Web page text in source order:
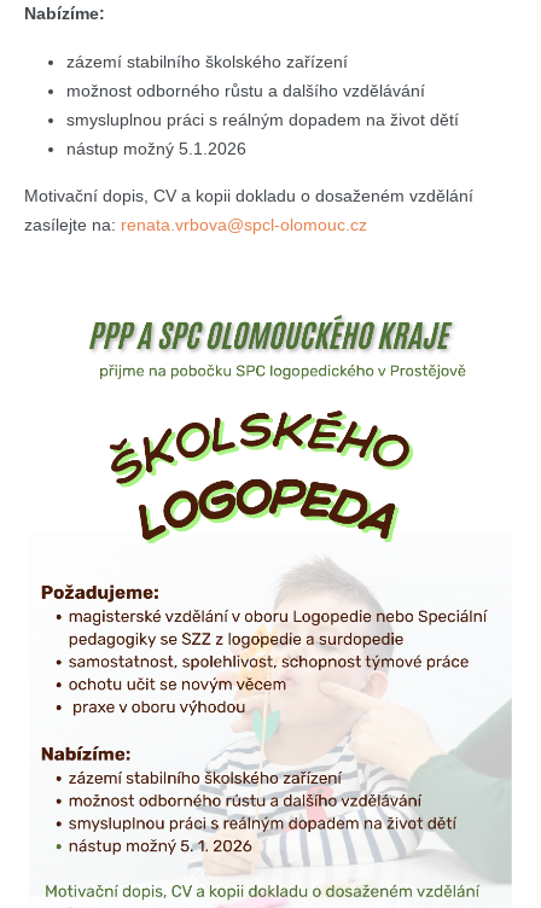
Nabízíme:
zázemí stabilního školského zařízení
možnost odborného růstu a dalšího vzdělávání
smysluplnou práci s reálným dopadem na život dětí
nástup možný 5.1.2026
Motivační dopis, CV a kopii dokladu o dosaženém vzdělání
zasílejte na: renata.vrbova@spcl-olomouc.cz